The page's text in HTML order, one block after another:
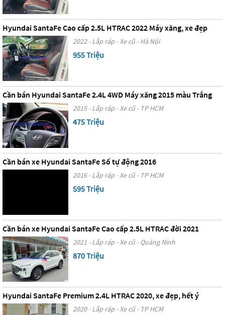
Hyundai SantaFe Cao cấp 2.5L HTRAC 2022 Máy xăng, xe đẹp
2022 - Lắp ráp - Xe cũ - Hà Nội
955 Triệu
Cần bán Hyundai SantaFe 2.4L 4WD Máy xăng 2015 màu Trắng
2015 - Lắp ráp - Xe cũ - TP HCM
475 Triệu
Cần bán xe Hyundai SantaFe Số tự động 2016
2016 - Lắp ráp - Xe cũ - TP HCM
595 Triệu
Cần bán xe Hyundai SantaFe Cao cấp 2.5L HTRAC đời 2021
2021 - Lắp ráp - Xe cũ - Quảng Ninh
870 Triệu
Hyundai SantaFe Premium 2.4L HTRAC 2020, xe đẹp, hết ý
2020 - Lắp ráp - Xe cũ - TP HCM